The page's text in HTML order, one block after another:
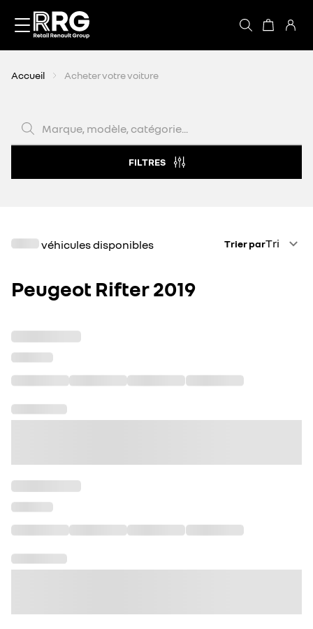
Accueil Acheter votre voiture
FILTRES
véhicules disponibles Trier parTri
Peugeot Rifter 2019